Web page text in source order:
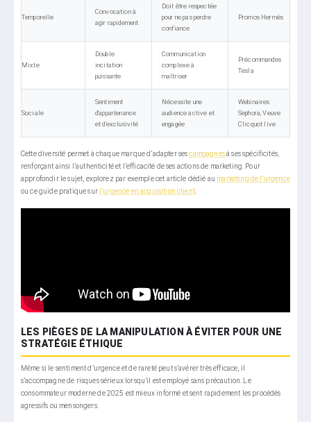
Temporelle
Convocation à
agir rapidement
Doit être respectée
pour ne pas perdre
confiance
Promos Hermès
Mixte
Double
incitation
puissante
Communication
complexe à
maîtriser
Précommandes
Tesla
Sociale
Sentiment
d’appartenance
et d’exclusivité
Nécessite une
audience active et
engagée
Webinaires
Sephora, Veuve
Clicquot live
Cette diversité permet à chaque marque d’adapter sescampagnesà ses spécificités,
renforçant ainsi l’authenticité et l’efficacité de ses actions de marketing. Pour
approfondir le sujet, explorez par exemple cet article dédié au marketing de l’urgence
ou ce guide pratique sur l’urgence en acquisition client.
LES PIÈGES DE LA MANIPULATION À ÉVITER POUR UNE
STRATÉGIE ÉTHIQUE
Même si le sentiment d’urgence et de rareté peut s’avérer très efficace, il
s’accompagne de risques sérieux lorsqu’il est employé sans précaution. Le
consommateur moderne de 2025 est mieux informé et sent rapidement les procédés
agressifs ou mensongers.